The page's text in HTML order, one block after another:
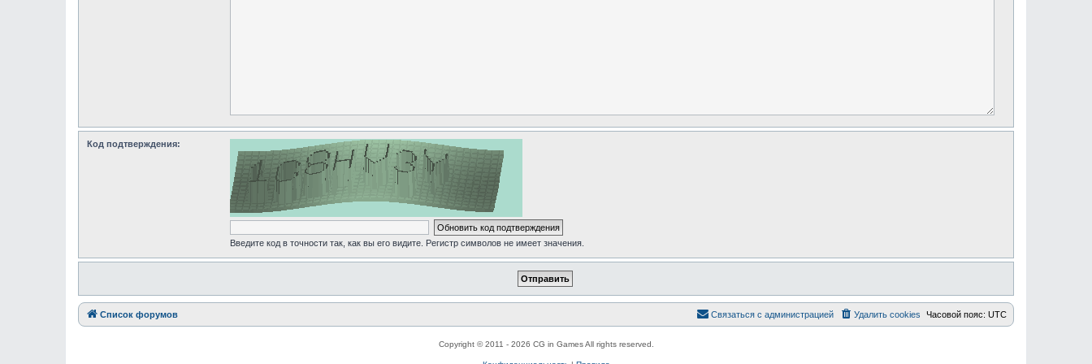
Код подтверждения:
Введите код в точности так, как вы его видите. Регистр символов не имеет значения.
Список форумов Часовой пояс: UTC
Удалить cookies
Связаться с администрацией
Copyright © 2011 - 2026 CG in Games All rights reserved.